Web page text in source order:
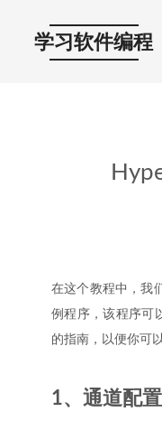
学习软件编程
在这个教程中，我
例程序，该程序可
的指南，以便你可
1、通道配